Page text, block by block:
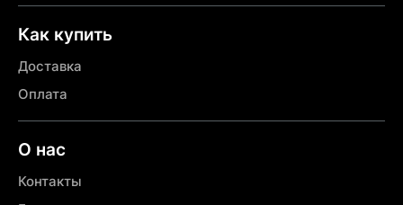
Как купить
Доставка
Оплата
О нас
Контакты